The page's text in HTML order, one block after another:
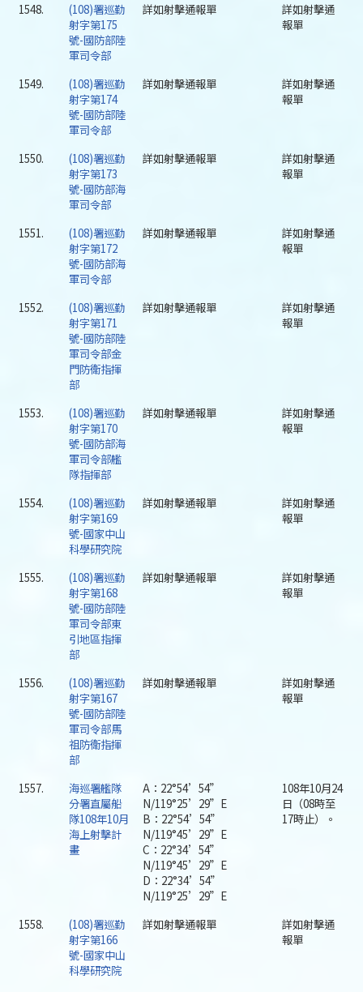
1548.
(108)署巡勤
射字第175
號-國防部陸
軍司令部
詳如射擊通報單
詳如射擊通
報單
1549.
(108)署巡勤
射字第174
號-國防部陸
軍司令部
詳如射擊通報單
詳如射擊通
報單
1550.
(108)署巡勤
射字第173
號-國防部海
軍司令部
詳如射擊通報單
詳如射擊通
報單
1551.
(108)署巡勤
射字第172
號-國防部海
軍司令部
詳如射擊通報單
詳如射擊通
報單
1552.
(108)署巡勤
射字第171
號-國防部陸
軍司令部金
門防衛指揮
部
詳如射擊通報單
詳如射擊通
報單
1553.
(108)署巡勤
射字第170
號-國防部海
軍司令部艦
隊指揮部
詳如射擊通報單
詳如射擊通
報單
1554.
(108)署巡勤
射字第169
號-國家中山
科學研究院
詳如射擊通報單
詳如射擊通
報單
1555.
(108)署巡勤
射字第168
號-國防部陸
軍司令部東
引地區指揮
部
詳如射擊通報單
詳如射擊通
報單
1556.
(108)署巡勤
射字第167
號-國防部陸
軍司令部馬
祖防衛指揮
部
詳如射擊通報單
詳如射擊通
報單
1557.
海巡署艦隊
分署直屬船
隊108年10月
海上射擊計
畫
A：22°54’54”
N/119°25’29”E
B：22°54’54”
N/119°45’29”E
C：22°34’54”
N/119°45’29”E
D：22°34’54”
N/119°25’29”E
108年10月24
日（08時至
17時止）。
1558.
(108)署巡勤
射字第166
號-國家中山
科學研究院
詳如射擊通報單
詳如射擊通
報單